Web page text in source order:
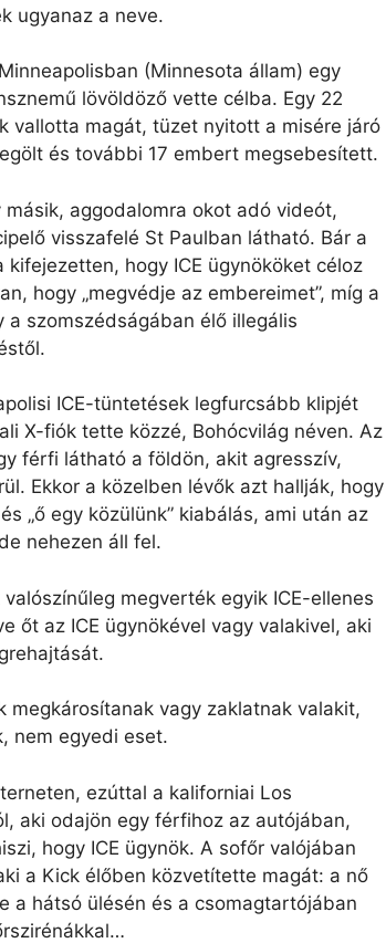
ugyanaz a neve.
(Minnesota állam) egy
lövöldöző vette célba. Egy 22
vallotta magát, tüzet nyitott a misére járó
és további 17 embert megsebesített.
másik, aggodalomra okot adó videót,
visszafelé St Paulban látható. Bár a
hogy ICE ügynököket céloz
hogy „megvédje az embereimet”, míg a
szomszédságában élő illegális
ICE-tüntetések legfurcsább klipjét
X-fiók tette közzé, Bohócvilág néven. Az
férfi látható a földön, akit agresszív,
Ekkor a közelben lévők azt hallják, hogy
„ő egy közülünk” kiabálás, ami után az
nehezen áll fel.
megverték egyik ICE-ellenes
őt az ICE ügynökével vagy valakivel, aki
megkárosítanak vagy zaklatnak valakit,
nem egyedi eset.
ezúttal a kaliforniai Los
aki odajön egy férfihoz az autójában,
hogy ICE ügynök. A sofőr valójában
a Kick élőben közvetítette magát: a nő
a hátsó ülésén és a csomagtartójában